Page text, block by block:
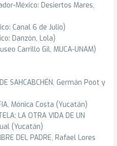
México: Desiertos Mares,
Canal 6 de Julio)
Danzón, Lola)
Carrillo Gil, MUCA-UNAM)
SAHCABCHÉN, Germán Poot y
Mónica Costa (Yucatán)
LA OTRA VIDA DE UN
(Yucatán)
DEL PADRE, Rafael Lores